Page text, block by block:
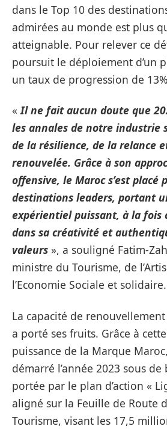
dans le Top 10 des
admirées au monde est plus
atteignable. Pour relever ce
poursuit le déploiement d’un
un taux de progression de
«Il ne fait aucun doute que
les annales de notre industrie
de la résilience, de la relance
renouvelée. Grâce à son
offensive, le Maroc s’est placé
destinations leaders, portant
expérientiel puissant, à la fois
dans sa créativité et
valeurs », a souligné Fatim-
ministre du Tourisme, de
l’Economie Sociale et solidaire.
La capacité de
a porté ses fruits. Grâce à
puissance de la Marque
démarré l’année 2023 sous de
portée par le plan d’action «
aligné sur la Feuille de Route
Tourisme, visant les 17,5